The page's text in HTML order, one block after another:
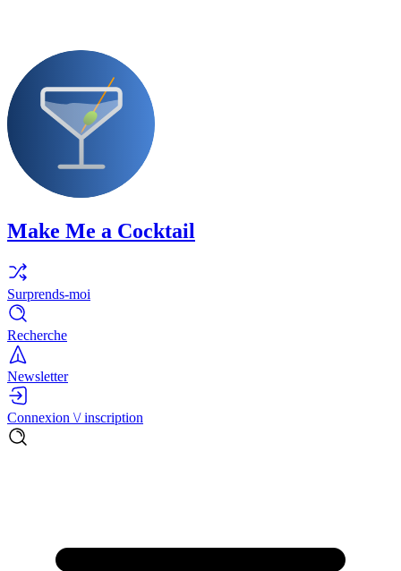
Make Me a Cocktail
Surprends-moi
Recherche
Newsletter
Connexion \/ inscription